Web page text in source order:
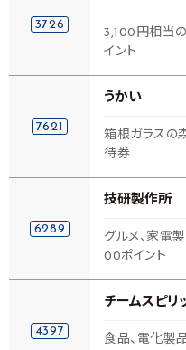
3726
3,100円相当
イント
7621
うかい
箱根ガラスの
待券
6289
技研製作所
グルメ、家電
00ポイント
4397
チームスピリ
食品、電化製